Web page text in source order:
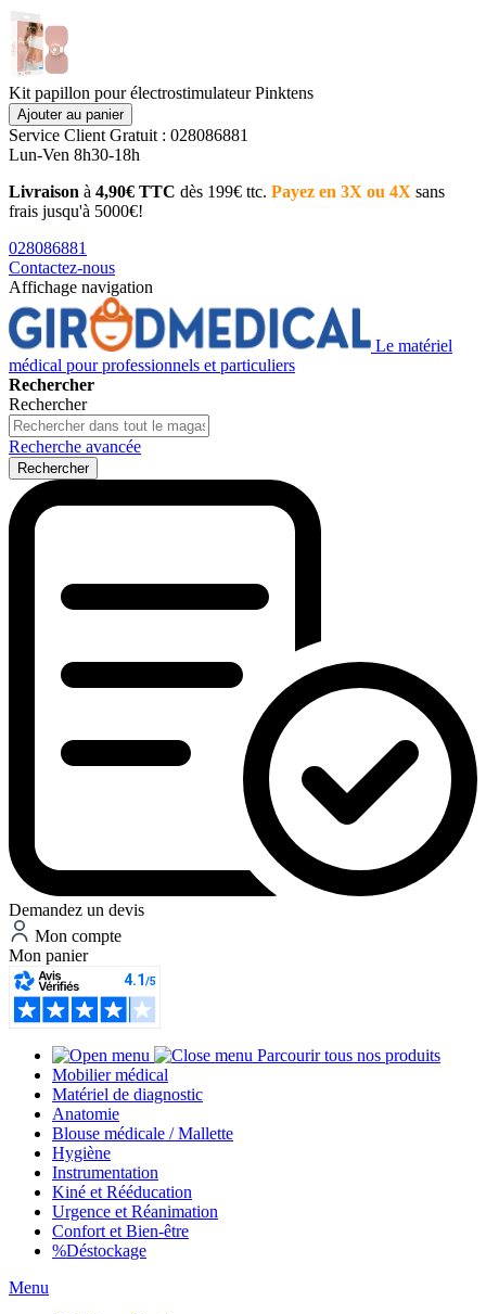
Kit papillon pour électrostimulateur Pinktens
Ajouter au panier
Service Client Gratuit : 028086881
Lun-Ven 8h30-18h
Livraison à 4,90€ TTC dès 199€ ttc. Payez en 3X ou 4X sans
frais jusqu'à 5000€!
028086881
Contactez-nous
Affichage navigation
Le matériel
médical pour professionnels et particuliers
Rechercher
Rechercher
Recherche avancée
Rechercher
Demandez un devis
Mon compte
Mon panier
Parcourir tous nos produits
Mobilier médical
Matériel de diagnostic
Anatomie
Blouse médicale / Mallette
Hygiène
Instrumentation
Kiné et Rééducation
Urgence et Réanimation
Confort et Bien-être
%Déstockage
Menu